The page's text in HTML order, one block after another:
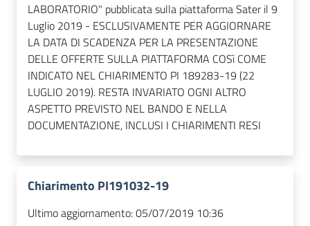
LABORATORIO" pubblicata sulla piattaforma Sater il 9
Luglio 2019 - ESCLUSIVAMENTE PER AGGIORNARE
LA DATA DI SCADENZA PER LA PRESENTAZIONE
DELLE OFFERTE SULLA PIATTAFORMA COSì COME
INDICATO NEL CHIARIMENTO PI 189283-19 (22
LUGLIO 2019). RESTA INVARIATO OGNI ALTRO
ASPETTO PREVISTO NEL BANDO E NELLA
DOCUMENTAZIONE, INCLUSI I CHIARIMENTI RESI
Chiarimento PI191032-19
Ultimo aggiornamento:05/07/2019 10:36